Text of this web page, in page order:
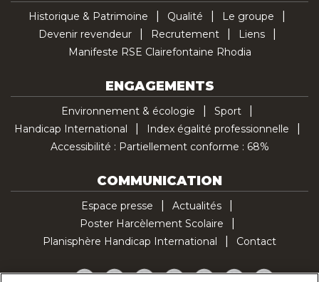
Historique & Patrimoine Qualité
Le groupe
Devenir revendeur
Recrutement
Liens
Manifeste RSE Clairefontaine Rhodia
ENGAGEMENTS
Environnement & écologie
Sport
Handicap International
Index égalité professionnelle
Accessibilité : Partiellement conforme : 68%
COMMUNICATION
Espace presse
Actualités
Poster Harcèlement Scolaire
Planisphère Handicap International
Contact
Facebook
TwitterYouTubePinterestInstagramLinkedInTikTok